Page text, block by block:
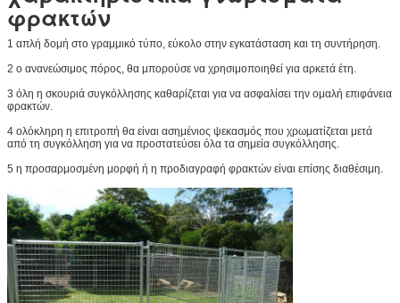
φρακτών
1 απλή δομή στο γραμμικό τύπο, εύκολο στην εγκατάσταση και τη συντήρηση.
2 ο ανανεώσιμος πόρος, θα μπορούσε να χρησιμοποιηθεί για αρκετά έτη.
3 όλη η σκουριά συγκόλλησης καθαρίζεται για να ασφαλίσει την ομαλή επιφάνεια
φρακτών.
4 ολόκληρη η επιτροπή θα είναι ασημένιος ψεκασμός που χρωματίζεται μετά
από τη συγκόλληση για να προστατεύσει όλα τα σημεία συγκόλλησης.
5 η προσαρμοσμένη μορφή ή η προδιαγραφή φρακτών είναι επίσης διαθέσιμη.